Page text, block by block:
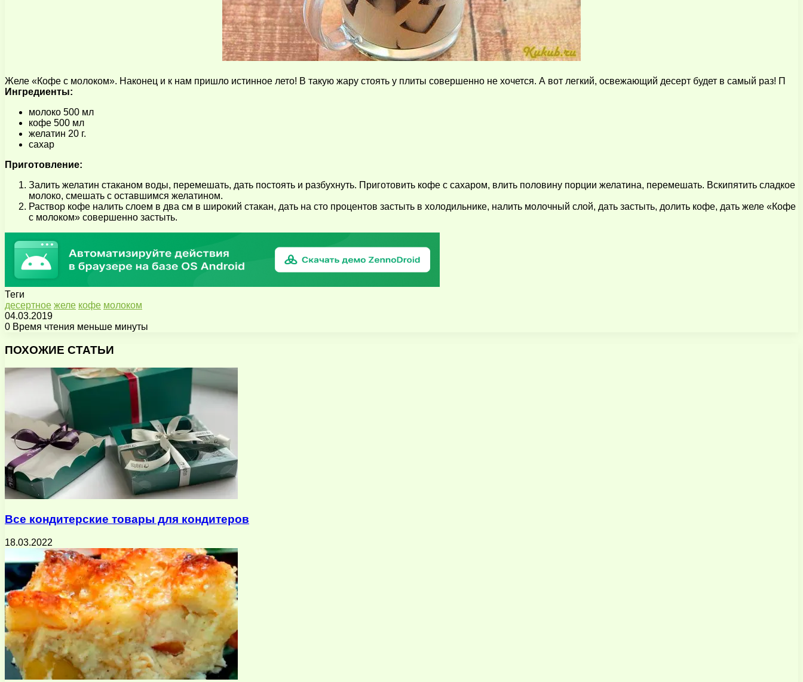
Желе «Кофе с молоком». Наконец и к нам пришло истинное лето! В такую жару стоять у плиты совершенно не хочется. А вот легкий, освежающий десерт будет в самый раз! П
Ингредиенты:
молоко 500 мл
кофе 500 мл
желатин 20 г.
сахар
Приготовление:
Залить желатин стаканом воды, перемешать, дать постоять и разбухнуть. Приготовить кофе с сахаром, влить половину порции желатина, перемешать. Вскипятить сладкое
молоко, смешать с оставшимся желатином.
Раствор кофе налить слоем в два см в широкий стакан, дать на сто процентов застыть в холодильнике, налить молочный слой, дать застыть, долить кофе, дать желе «Кофе
с молоком» совершенно застыть.
Теги
десертное желе кофе молоком
04.03.2019
0 Время чтения меньше минуты
через
почту
ПОХОЖИЕ СТАТЬИ
Все кондитерские товары для кондитеров
18.03.2022